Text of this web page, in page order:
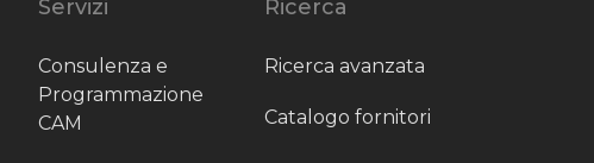
Servizi
Consulenza e
Programmazione
CAM
Ricerca
Ricerca avanzata
Catalogo fornitori